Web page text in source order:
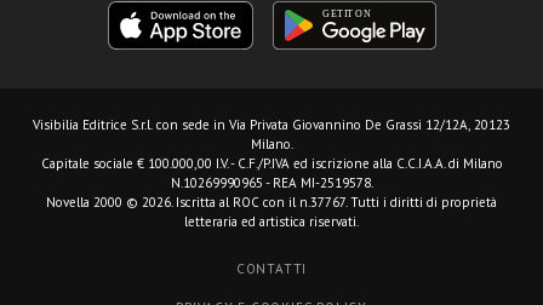
Visibilia Editrice S.r.l. con sede in Via Privata Giovannino De Grassi 12/12A, 20123
Milano.
Capitale sociale € 100.000,00 I.V. - C.F./P.IVA ed iscrizione alla C.C.I.A.A. di Milano
N.10269990965 - REA MI-2519578.
Novella 2000 © 2026. Iscritta al ROC con il n.37767. Tutti i diritti di proprietà
letteraria ed artistica riservati.
CONTATTI